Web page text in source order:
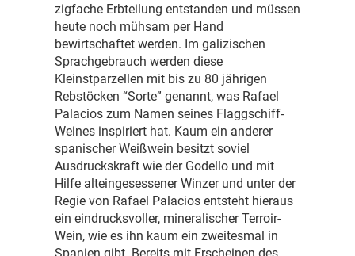
zigfache Erbteilung entstanden und müssen
heute noch mühsam per Hand
bewirtschaftet werden. Im galizischen
Sprachgebrauch werden diese
Kleinstparzellen mit bis zu 80 jährigen
Rebstöcken “Sorte” genannt, was Rafael
Palacios zum Namen seines Flaggschiff-
Weines inspiriert hat. Kaum ein anderer
spanischer Weißwein besitzt soviel
Ausdruckskraft wie der Godello und mit
Hilfe alteingesessener Winzer und unter der
Regie von Rafael Palacios entsteht hieraus
ein eindrucksvoller, mineralischer Terroir-
Wein, wie es ihn kaum ein zweitesmal in
Spanien gibt. Bereits mit Erscheinen des